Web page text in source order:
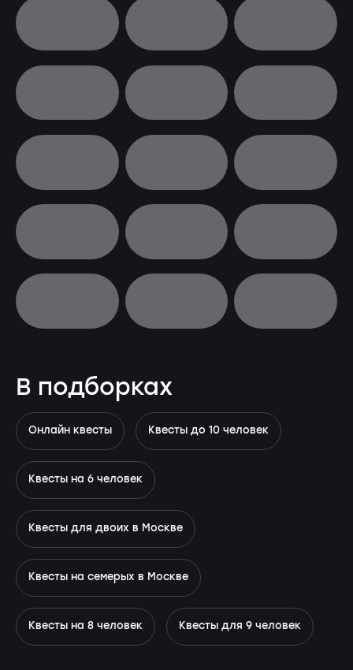
В подборках
Онлайн квесты Квесты до 10 человек
Квесты на 6 человек
Квесты для двоих в Москве
Квесты на семерых в Москве
Квесты на 8 человек Квесты для 9 человек